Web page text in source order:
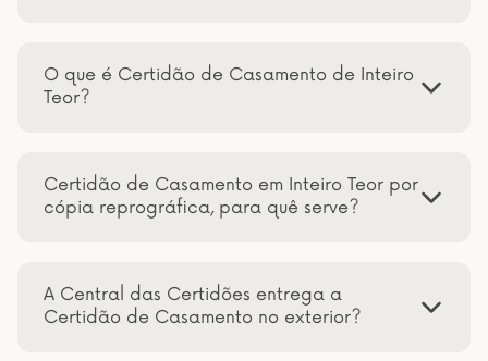
O que é Certidão de Casamento de Inteiro
Teor?
Certidão de Casamento em Inteiro Teor por
cópia reprográfica, para quê serve?
A Central das Certidões entrega a
Certidão de Casamento no exterior?